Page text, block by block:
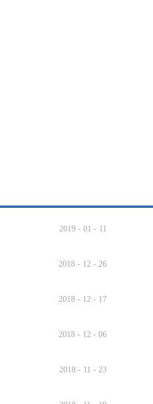
2019 - 01 - 11
2018 - 12 - 26
2018 - 12 - 17
2018 - 12 - 06
2018 - 11 - 23